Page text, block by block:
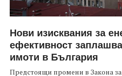
Нови изисквания за
ефективност
имоти в България
Предстоящи промени в Закона